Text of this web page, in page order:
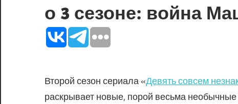
о 3 сезоне: война
Второй сезон сериала «Девять совсем
раскрывает новые, порой весьма